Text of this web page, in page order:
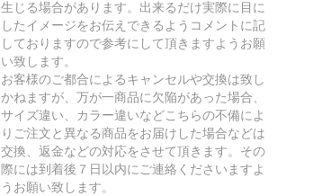
生じる場合があります。出来るだけ実際に目に
したイメージをお伝えできるようコメントに記
しておりますので参考にして頂きますようお願
い致します。
お客様のご都合によるキャンセルや交換は致し
かねますが、万が一商品に欠陥があった場合、
サイズ違い、カラー違いなどこちらの不備によ
りご注文と異なる商品をお届けした場合などは
交換、返金などの対応をさせて頂きます。その
際には到着後７日以内にご連絡くださいますよ
うお願い致します。